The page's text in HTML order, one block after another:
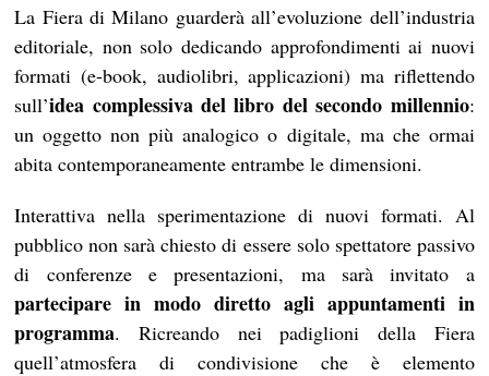
La Fiera di Milano guarderà all’evoluzione dell’industria
editoriale, non solo dedicando approfondimenti ai nuovi
formati (e-book, audiolibri, applicazioni) ma riflettendo
sull’idea complessiva del libro del secondo millennio:
un oggetto non più analogico o digitale, ma che ormai
abita contemporaneamente entrambe le dimensioni.
Interattiva nella sperimentazione di nuovi formati. Al
pubblico non sarà chiesto di essere solo spettatore passivo
di conferenze e presentazioni, ma sarà invitato a
partecipare in modo diretto agli appuntamenti in
programma. Ricreando nei padiglioni della Fiera
quell’atmosfera di condivisione che è elemento